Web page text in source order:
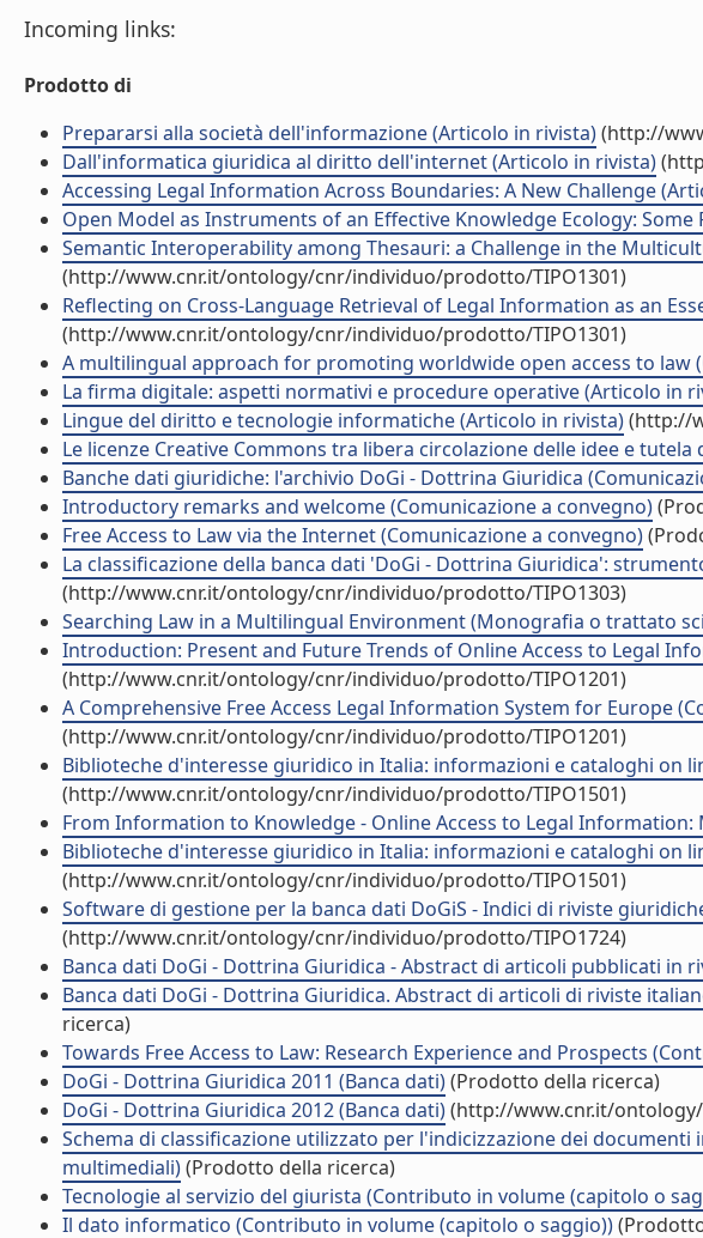
Incoming links:
Prodotto di
Prepararsi alla società dell'informazione (Articolo in rivista)(http://
Dall'informatica giuridica al diritto dell'internet (Articolo in rivista)
Accessing Legal Information Across Boundaries: A New Challenge
Open Model as Instruments of an Effective Knowledge Ecology:
Semantic Interoperability among Thesauri: a Challenge in the
(http://www.cnr.it/ontology/cnr/individuo/prodotto/TIPO1301)
Reflecting on Cross-Language Retrieval of Legal Information as an
(http://www.cnr.it/ontology/cnr/individuo/prodotto/TIPO1301)
A multilingual approach for promoting worldwide open access to law
La firma digitale: aspetti normativi e procedure operative (Articolo in
Lingue del diritto e tecnologie informatiche (Articolo in rivista)(http://
Le licenze Creative Commons tra libera circolazione delle idee e
Banche dati giuridiche: l'archivio DoGi - Dottrina Giuridica
Introductory remarks and welcome (Comunicazione a convegno)
Free Access to Law via the Internet (Comunicazione a convegno)
La classificazione della banca dati 'DoGi - Dottrina Giuridica':
(http://www.cnr.it/ontology/cnr/individuo/prodotto/TIPO1303)
Searching Law in a Multilingual Environment (Monografia o trattato
Introduction: Present and Future Trends of Online Access to Legal
(http://www.cnr.it/ontology/cnr/individuo/prodotto/TIPO1201)
A Comprehensive Free Access Legal Information System for Europe
(http://www.cnr.it/ontology/cnr/individuo/prodotto/TIPO1201)
Biblioteche d'interesse giuridico in Italia: informazioni e cataloghi on
(http://www.cnr.it/ontology/cnr/individuo/prodotto/TIPO1501)
From Information to Knowledge - Online Access to Legal
Biblioteche d'interesse giuridico in Italia: informazioni e cataloghi on
(http://www.cnr.it/ontology/cnr/individuo/prodotto/TIPO1501)
Software di gestione per la banca dati DoGiS - Indici di riviste
(http://www.cnr.it/ontology/cnr/individuo/prodotto/TIPO1724)
Banca dati DoGi - Dottrina Giuridica - Abstract di articoli pubblicati in
Banca dati DoGi - Dottrina Giuridica. Abstract di articoli di riviste
ricerca)
Towards Free Access to Law: Research Experience and Prospects
DoGi - Dottrina Giuridica 2011 (Banca dati)(Prodotto della ricerca)
DoGi - Dottrina Giuridica 2012 (Banca dati)(http://www.cnr.it/
Schema di classificazione utilizzato per l'indicizzazione dei
multimediali)(Prodotto della ricerca)
Tecnologie al servizio del giurista (Contributo in volume (capitolo o
Il dato informatico (Contributo in volume (capitolo o saggio))